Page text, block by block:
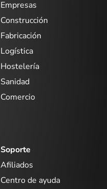
Empresas
Construcción
Fabricación
Logística
Hostelería
Sanidad
Comercio
Soporte
Afiliados
Centro de ayuda